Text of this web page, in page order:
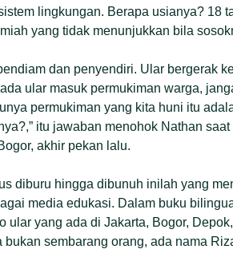
lingkungan. Berapa usianya? 18
yang tidak menunjukkan bila
dan penyendiri. Ular bergerak
ular masuk permukiman warga,
permukiman yang kita huni itu
itu jawaban menohok Nathan
akhir pekan lalu.
diburu hingga dibunuh inilah yang
media edukasi. Dalam buku
ular yang ada di Jakarta, Bogor,
bukan sembarang orang, ada nama